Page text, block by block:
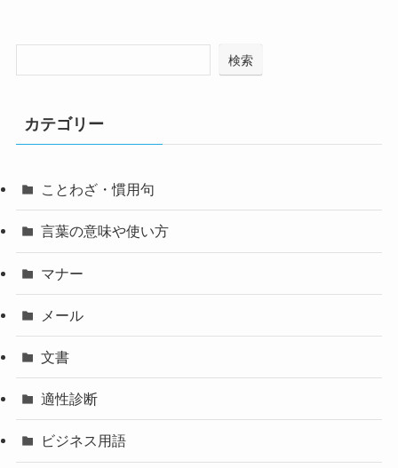
検索
カテゴリー
ことわざ・慣用句
言葉の意味や使い方
マナー
メール
文書
適性診断
ビジネス用語